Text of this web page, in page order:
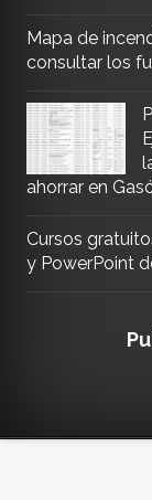
Mapa de
consultar los
ahorrar en
Cursos
y PowerPoint